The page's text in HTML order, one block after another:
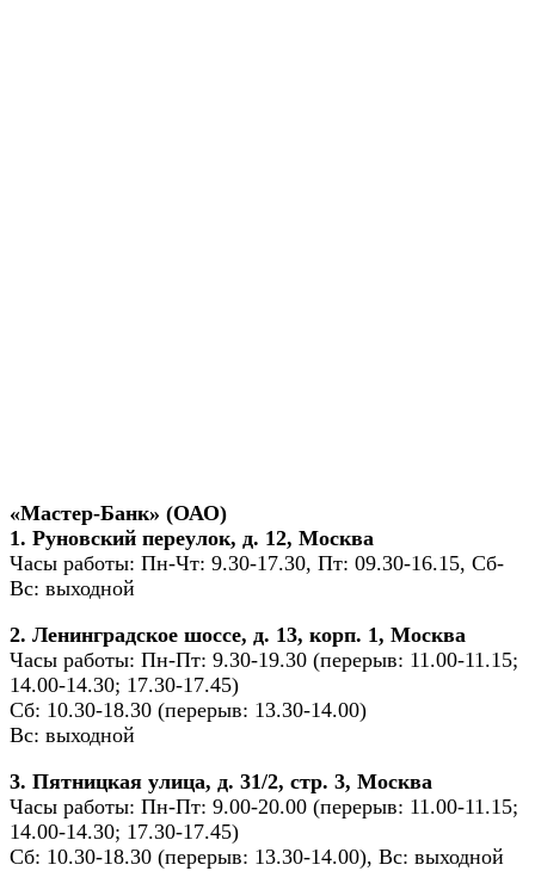
«Мастер-Банк» (ОАО)
1. Руновский переулок, д. 12, Москва
Часы работы: Пн-Чт: 9.30-17.30, Пт: 09.30-16.15, Сб-
Вс: выходной
2. Ленинградское шоссе, д. 13, корп. 1, Москва
Часы работы: Пн-Пт: 9.30-19.30 (перерыв: 11.00-11.15;
14.00-14.30; 17.30-17.45)
Сб: 10.30-18.30 (перерыв: 13.30-14.00)
Вс: выходной
3. Пятницкая улица, д. 31/2, стр. 3, Москва
Часы работы: Пн-Пт: 9.00-20.00 (перерыв: 11.00-11.15;
14.00-14.30; 17.30-17.45)
Сб: 10.30-18.30 (перерыв: 13.30-14.00), Вс: выходной